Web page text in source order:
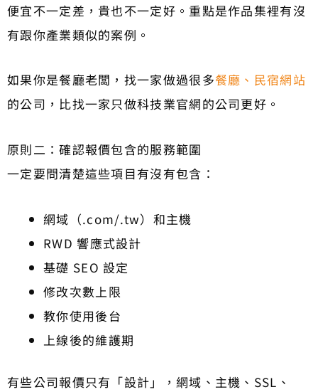
便宜不一定差，貴也不一定好。重點是作品集裡有沒
有跟你產業類似的案例。
如果你是餐廳老闆，找一家做過很多餐廳、民宿網站
的公司，比找一家只做科技業官網的公司更好。
原則二：確認報價包含的服務範圍
一定要問清楚這些項目有沒有包含：
網域（.com/.tw）和主機
RWD 響應式設計
基礎 SEO 設定
修改次數上限
教你使用後台
上線後的維護期
有些公司報價只有「設計」，網域、主機、SSL、